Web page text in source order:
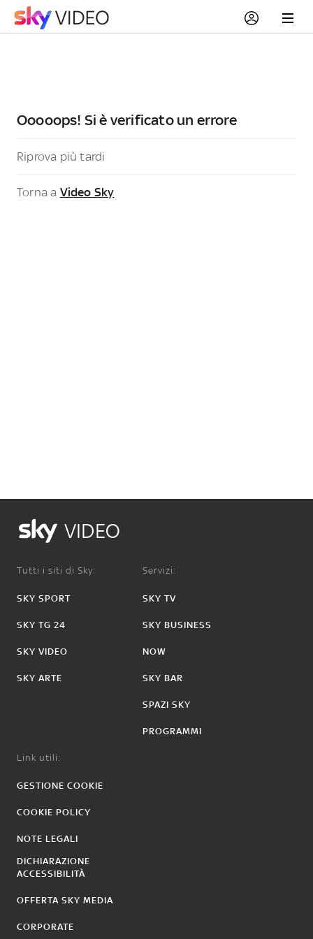
Ooooops! Si è verificato un errore
Riprova più tardi
Torna a Video Sky
VIDEO
Tutti i siti di Sky:
SKY SPORT
SKY TG 24
SKY VIDEO
SKY ARTE
Servizi:
SKY TV
SKY BUSINESS
NOW
SKY BAR
SPAZI SKY
PROGRAMMI
Link utili:
GESTIONE COOKIE
COOKIE POLICY
NOTE LEGALI
DICHIARAZIONE
ACCESSIBILITÀ
OFFERTA SKY MEDIA
CORPORATE